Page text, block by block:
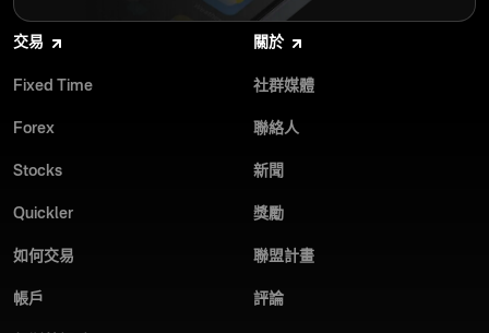
全球數百萬交易者的選擇，值得您信賴。選擇頂尖線上交易經紀商
之一，輕鬆開啟您的交易之路！
交易
Fixed Time
Forex
Stocks
Quickler
如何交易
帳戶
關於
社群媒體
聯絡人
新聞
獎勵
聯盟計畫
評論